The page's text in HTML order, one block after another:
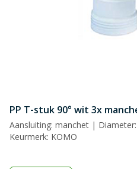
Beoordeling
PP T-stuk 90° wit 3x
Aansluiting: manchet |
Keurmerk: KOMO